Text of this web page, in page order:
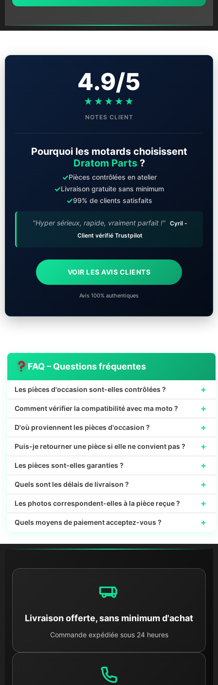
4.9/5
★★★★★
NOTES CLIENT
Pourquoi les motards choisissent
Dratom Parts?
✓Pièces contrôlées en atelier
✓Livraison gratuite sans minimum
✓99% de clients satisfaits
"Hyper sérieux, rapide, vraiment parfait !" Cyril -
Client vérifié Trustpilot
VOIR LES AVIS CLIENTS
Avis 100% authentiques
FAQ – Questions fréquentes
Les pièces d'occasion sont-elles contrôlées ? +
Comment vérifier la compatibilité avec ma moto ? +
D'où proviennent les pièces d'occasion ? +
Puis-je retourner une pièce si elle ne convient pas ? +
Les pièces sont-elles garanties ? +
Quels sont les délais de livraison ? +
Les photos correspondent-elles à la pièce reçue ? +
Quels moyens de paiement acceptez-vous ? +
Livraison offerte, sans minimum d'achat
Commande expédiée sous 24 heures